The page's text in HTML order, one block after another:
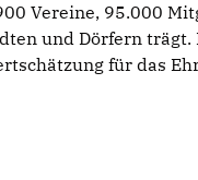
Vereine, 95.000
und Dörfern trägt.
für das